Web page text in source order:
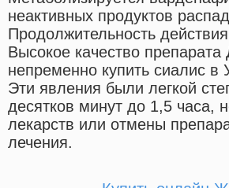
неактивных продуктов
Продолжительность
Высокое качество
непременно купить сиалис
Эти явления были легкой
десятков минут до 1,5 часа,
лекарств или отмены
лечения.